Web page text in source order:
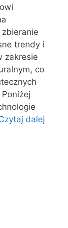
trendy i
zakresie
co
dalej